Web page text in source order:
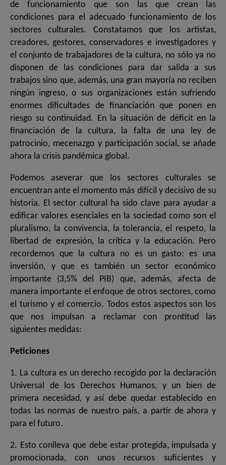
de funcionamiento que son las que crean las
condiciones para el adecuado funcionamiento de los
sectores culturales. Constatamos que los artistas,
creadores, gestores, conservadores e investigadores y
el conjunto de trabajadores de la cultura, no sólo ya no
disponen de las condiciones para dar salida a sus
trabajos sino que, además, una gran mayoría no reciben
ningún ingreso, o sus organizaciones están sufriendo
enormes dificultades de financiación que ponen en
riesgo su continuidad. En la situación de déficit en la
financiación de la cultura, la falta de una ley de
patrocinio, mecenazgo y participación social, se añade
ahora la crisis pandémica global.
Podemos aseverar que los sectores culturales se
encuentran ante el momento más difícil y decisivo de su
historia. El sector cultural ha sido clave para ayudar a
edificar valores esenciales en la sociedad como son el
pluralismo, la convivencia, la tolerancia, el respeto, la
libertad de expresión, la crítica y la educación. Pero
recordemos que la cultura no es un gasto: es una
inversión, y que es también un sector económico
importante (3,5% del PIB) que, además, afecta de
manera importante el enfoque de otros sectores, como
el turismo y el comercio. Todos estos aspectos son los
que nos impulsan a reclamar con prontitud las
siguientes medidas:
Peticiones
1. La cultura es un derecho recogido por la declaración
Universal de los Derechos Humanos, y un bien de
primera necesidad, y así debe quedar establecido en
todas las normas de nuestro país, a partir de ahora y
para el futuro.
2. Esto conlleva que debe estar protegida, impulsada y
promocionada, con unos recursos suficientes y